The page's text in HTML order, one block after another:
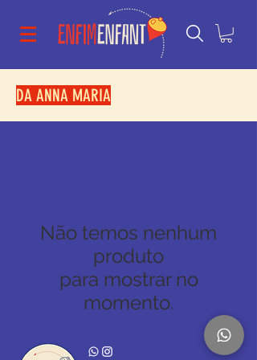
DA ANNA MARIA
Não temos nenhum
produto
para mostrar no
momento.